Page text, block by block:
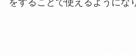
をすることで使えるようにな